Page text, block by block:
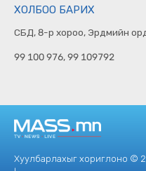
ХОЛБОО БАРИХ
СБД, 8-р хороо, Эрдмийн
99 100 976, 99 109792
Хуулбарлахыг хориглоно ©